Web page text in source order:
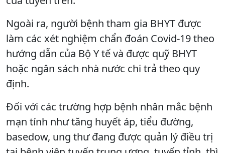
Ngoài ra, người bệnh tham gia BHYT được
làm các xét nghiệm chẩn đoán Covid-19 theo
hướng dẫn của Bộ Y tế và được quỹ BHYT
hoặc ngân sách nhà nước chi trả theo quy
định.
Đối với các trường hợp bệnh nhân mắc bệnh
mạn tính như tăng huyết áp, tiểu đường,
basedow, ung thư đang được quản lý điều trị